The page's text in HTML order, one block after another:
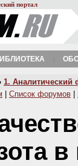
портал
1. Аналитический
Список форумов